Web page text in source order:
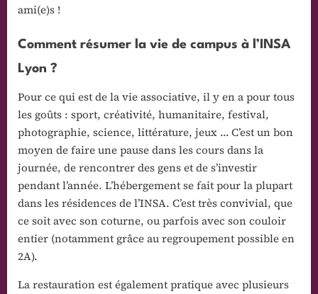
ami(e)s !
Comment résumer la vie de campus à l’INSA
Lyon ?
Pour ce qui est de la vie associative, il y en a pour tous
les goûts : sport, créativité, humanitaire, festival,
photographie, science, littérature, jeux … C’est un bon
moyen de faire une pause dans les cours dans la
journée, de rencontrer des gens et de s’investir
pendant l’année. L’hébergement se fait pour la plupart
dans les résidences de l’INSA. C’est très convivial, que
ce soit avec son coturne, ou parfois avec son couloir
entier (notamment grâce au regroupement possible en
2A).
La restauration est également pratique avec plusieurs